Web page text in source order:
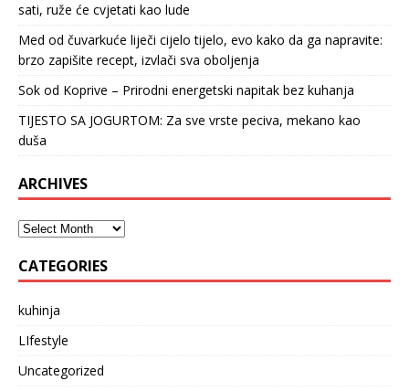
sati, ruže će cvjetati kao lude
Med od čuvarkuće liječi cijelo tijelo, evo kako da ga napravite:
brzo zapišite recept, izvlači sva oboljenja
Sok od Koprive – Prirodni energetski napitak bez kuhanja
TIJESTO SA JOGURTOM: Za sve vrste peciva, mekano kao
duša
ARCHIVES
CATEGORIES
kuhinja
LIfestyle
Uncategorized